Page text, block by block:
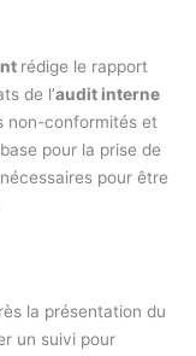
rédige le rapport
de l’audit interne
non-conformités et
pour la prise de
pour être
la présentation du
un suivi pour